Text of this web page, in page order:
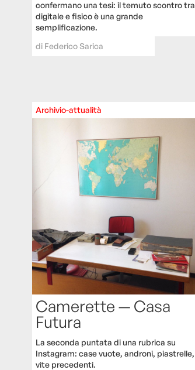
confermano una tesi: il temuto scontro tra
digitale e fisico è una grande
semplificazione.
di Federico Sarica
Archivio-attualità
Camerette — Casa
Futura
La seconda puntata di una rubrica su
Instagram: case vuote, androni, piastrelle,
vite precedenti.